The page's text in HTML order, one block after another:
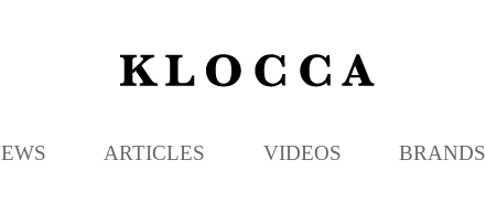
K
L
C
ARTICLES VIDEOS BRANDS